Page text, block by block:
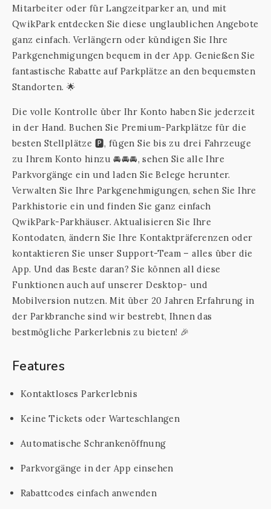
Mitarbeiter oder für Langzeitparker an, und mit
QwikPark entdecken Sie diese unglaublichen Angebote
ganz einfach. Verlängern oder kündigen Sie Ihre
Parkgenehmigungen bequem in der App. Genießen Sie
fantastische Rabatte auf Parkplätze an den bequemsten
Standorten. 🌟
Die volle Kontrolle über Ihr Konto haben Sie jederzeit
in der Hand. Buchen Sie Premium-Parkplätze für die
besten Stellplätze 🅿️, fügen Sie bis zu drei Fahrzeuge
zu Ihrem Konto hinzu 🚘🚘🚘, sehen Sie alle Ihre
Parkvorgänge ein und laden Sie Belege herunter.
Verwalten Sie Ihre Parkgenehmigungen, sehen Sie Ihre
Parkhistorie ein und finden Sie ganz einfach
QwikPark-Parkhäuser. Aktualisieren Sie Ihre
Kontodaten, ändern Sie Ihre Kontaktpräferenzen oder
kontaktieren Sie unser Support-Team – alles über die
App. Und das Beste daran? Sie können all diese
Funktionen auch auf unserer Desktop- und
Mobilversion nutzen. Mit über 20 Jahren Erfahrung in
der Parkbranche sind wir bestrebt, Ihnen das
bestmögliche Parkerlebnis zu bieten! 🎉
Features
Kontaktloses Parkerlebnis
Keine Tickets oder Warteschlangen
Automatische Schrankenöffnung
Parkvorgänge in der App einsehen
Rabattcodes einfach anwenden